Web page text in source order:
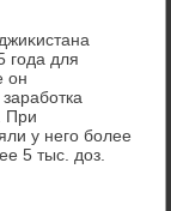
года для
он
При
у него более
5 тыс. дοз.